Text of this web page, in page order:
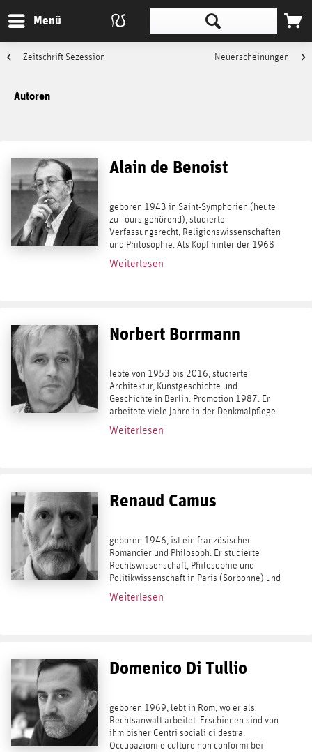
Menü
Zeitschrift Sezession Neuerscheinungen
Autoren
Alain de Benoist
geboren 1943 in Saint-Symphorien (heute
zu Tours gehörend), studierte
Verfassungsrecht, Religionswissenschaften
und Philosophie. Als Kopf hinter der 1968
formierten Denkfabrik GRECE gilt er als
Gründer der französischen Nouvelle Droite
Weiterlesen
Norbert Borrmann
lebte von 1953 bis 2016, studierte
Architektur, Kunstgeschichte und
Geschichte in Berlin. Promotion 1987. Er
arbeitete viele Jahre in der Denkmalpflege
und publizierte zu kunsthistorischen und
politiktheoretischen Fragen. Borrmann ist
Weiterlesen
Renaud Camus
geboren 1946, ist ein französischer
Romancier und Philosoph. Er studierte
Rechtswissenschaft, Philosophie und
Politikwissenschaft in Paris (Sorbonne) und
Oxford. Camus publiziert seit 1975
überwiegend Essays, Tagebücher und
Weiterlesen
Domenico Di Tullio
geboren 1969, lebt in Rom, wo er als
Rechtsanwalt arbeitet. Erschienen sind von
ihm bisher Centri sociali di destra.
Occupazioni e culture non conformi bei